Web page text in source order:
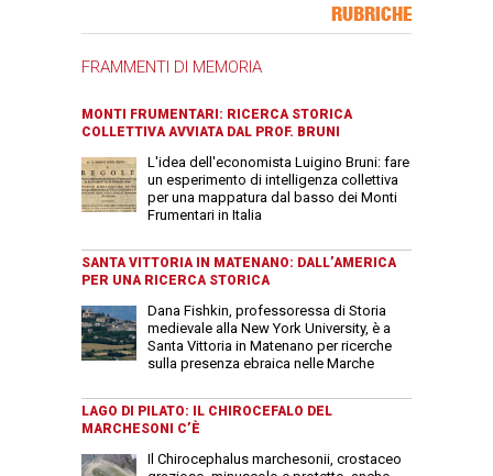
RUBRICHE
FRAMMENTI DI MEMORIA
MONTI FRUMENTARI: RICERCA STORICA
COLLETTIVA AVVIATA DAL PROF. BRUNI
L'idea dell'economista Luigino Bruni: fare
un esperimento di intelligenza collettiva
per una mappatura dal basso dei Monti
Frumentari in Italia
SANTA VITTORIA IN MATENANO: DALL’AMERICA
PER UNA RICERCA STORICA
Dana Fishkin, professoressa di Storia
medievale alla New York University, è a
Santa Vittoria in Matenano per ricerche
sulla presenza ebraica nelle Marche
LAGO DI PILATO: IL CHIROCEFALO DEL
MARCHESONI C’È
Il Chirocephalus marchesonii, crostaceo